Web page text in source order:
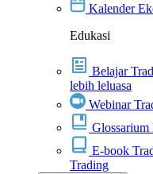
Kalender
Edukasi
Belajar
lebih leluasa
Webinar
Glossarium
E-book
Trading